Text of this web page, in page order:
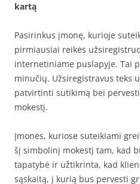
kartą
Pasirinkus įmonę, kurioje
pirmiausiai reikės
internetiniame puslapyje. Tai
minučių. Užsiregistravus teks
patvirtinti sutikimą bei
mokestį.
Įmonės, kuriose suteikiami
šį simbolinį mokestį tam, kad
tapatybė ir užtikrinta, kad
sąskaitą, į kurią bus pervesti